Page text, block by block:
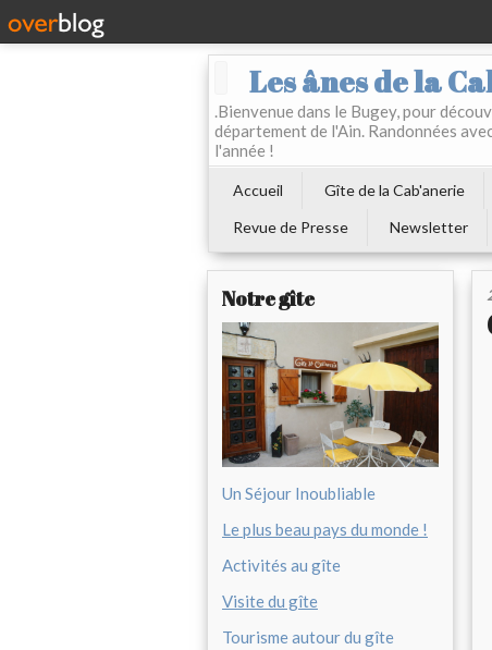
Les ânes de la
.Bienvenue dans le Bugey, pour
département de l'Ain. Randonnées
l'année !
Accueil Gîte de la Cab'anerie
Revue de Presse
Newsletter
Notre gîte
Un Séjour Inoubliable
Le plus beau pays du monde !
Activités au gîte
Visite du gîte
Tourisme autour du gîte